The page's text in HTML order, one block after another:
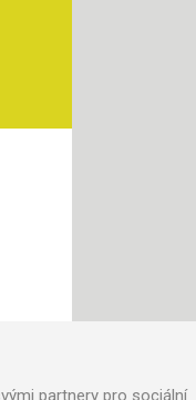
partnery pro sociální